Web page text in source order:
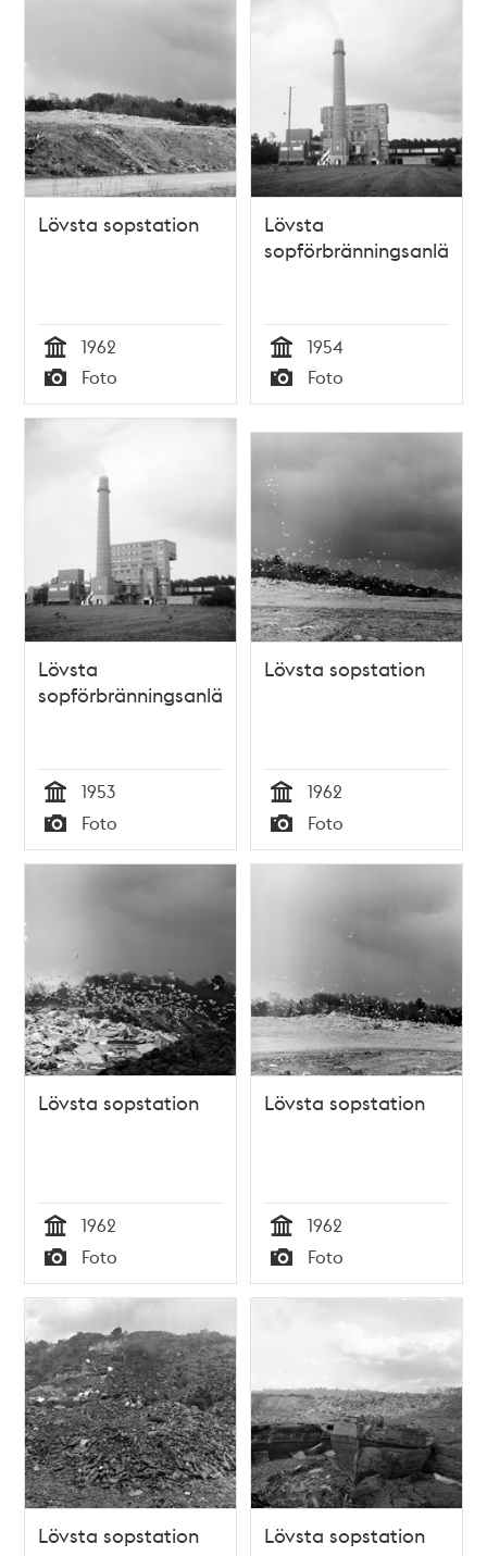
Lövsta sopstation
Tid
1962
Typ
Foto
Lövsta
Tid
1954
Typ
Foto
Lövsta
sopförbränningsanläggning
Tid
1953
Typ
Foto
Lövsta sopstation
Tid
1962
Typ
Foto
Lövsta sopstation
Tid
1962
Typ
Foto
Lövsta sopstation
Tid
1962
Typ
Foto
Lövsta sopstation Lövsta sopstation